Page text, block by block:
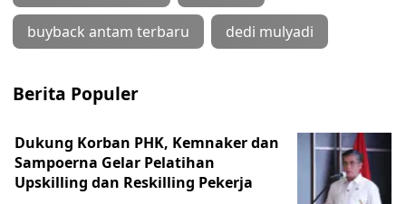
buyback antam terbaru dedi mulyadi
Berita Populer
Dukung Korban PHK, Kemnaker dan
Sampoerna Gelar Pelatihan
Upskilling dan Reskilling Pekerja